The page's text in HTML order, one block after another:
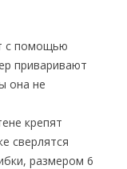
с помощью
приваривают
она не
крепят
сверлятся
размером 6